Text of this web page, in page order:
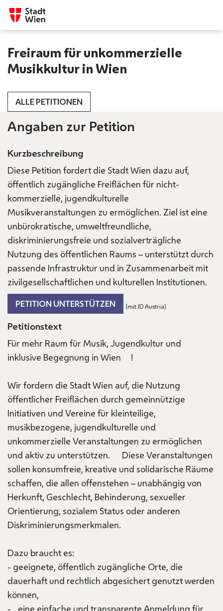
Freiraum für unkommerzielle
Musikkultur in Wien
ALLE PETITIONEN
Angaben zur Petition
Kurzbeschreibung
Diese Petition fordert die Stadt Wien dazu auf,
öffentlich zugängliche Freiflächen für nicht-
kommerzielle, jugendkulturelle
Musikveranstaltungen zu ermöglichen. Ziel ist eine
unbürokratische, umweltfreundliche,
diskriminierungsfreie und sozialverträgliche
Nutzung des öffentlichen Raums – unterstützt durch
passende Infrastruktur und in Zusammenarbeit mit
zivilgesellschaftlichen und kulturellen Institutionen.
PETITION UNTERSTÜTZEN (mit ID Austria)
Petitionstext
Für mehr Raum für Musik, Jugendkultur und
inklusive Begegnung in Wien !
Wir fordern die Stadt Wien auf, die Nutzung
öffentlicher Freiflächen durch gemeinnützige
Initiativen und Vereine für kleinteilige,
musikbezogene, jugendkulturelle und
unkommerzielle Veranstaltungen zu ermöglichen
und aktiv zu unterstützen. Diese Veranstaltungen
sollen konsumfreie, kreative und solidarische Räume
schaffen, die allen offenstehen – unabhängig von
Herkunft, Geschlecht, Behinderung, sexueller
Orientierung, sozialem Status oder anderen
Diskriminierungsmerkmalen.
Dazu braucht es:
- geeignete, öffentlich zugängliche Orte, die
dauerhaft und rechtlich abgesichert genutzt werden
können,
- eine einfache und transparente Anmeldung für